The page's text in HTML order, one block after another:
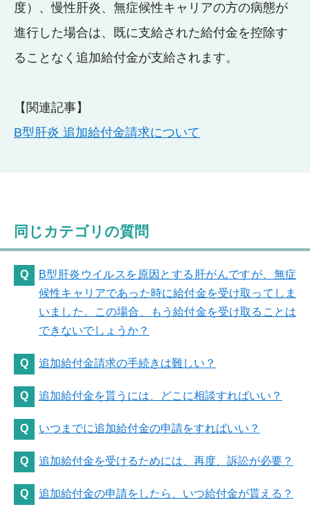
度）、慢性肝炎、無症候性キャリアの方の病態が
進行した場合は、既に支給された給付金を控除す
ることなく追加給付金が支給されます。
【関連記事】
B型肝炎 追加給付金請求について
同じカテゴリの質問
B型肝炎ウイルスを原因とする肝がんですが、無症
候性キャリアであった時に給付金を受け取ってしま
いました。この場合、もう給付金を受け取ることは
できないでしょうか？
追加給付金請求の手続きは難しい？
追加給付金を貰うには、どこに相談すればいい？
いつまでに追加給付金の申請をすればいい？
追加給付金を受けるためには、再度、訴訟が必要？
追加給付金の申請をしたら、いつ給付金が貰える？